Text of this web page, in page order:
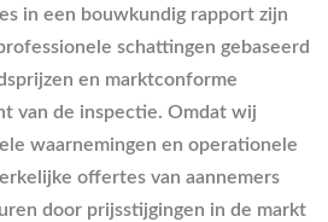
in een bouwkundig rapport zijn
schattingen gebaseerd
en marktconforme
van de inspectie. Omdat wij
waarnemingen en operationele
offertes van aannemers
door prijsstijgingen in de markt